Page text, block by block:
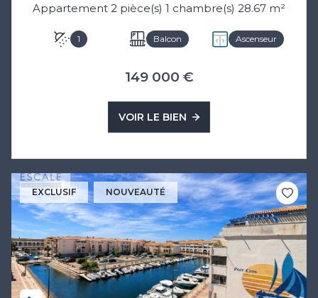
Appartement 2 pièce(s) 1 chambre(s) 28.67 m²
1 Balcon Ascenseur
149 000 €
VOIR LE BIEN
EXCLUSIF NOUVEAUTÉ